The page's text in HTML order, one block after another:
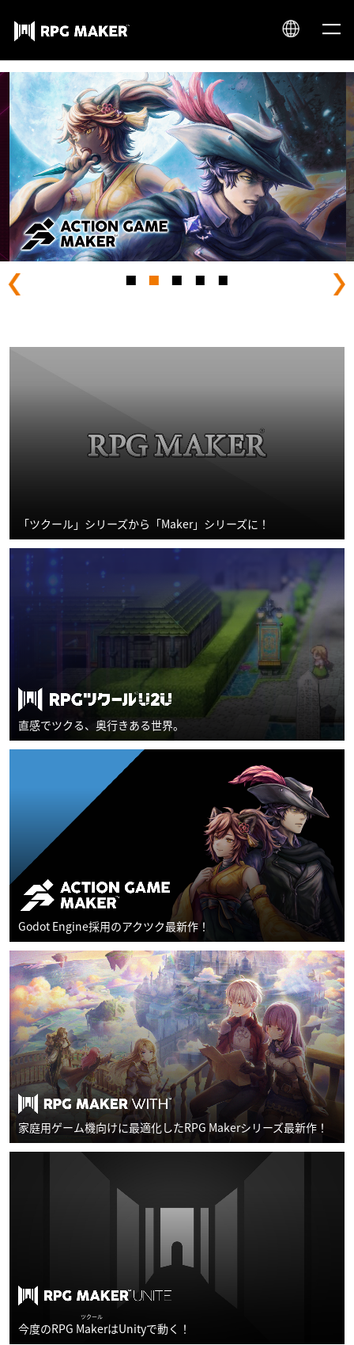
JP
EN
「ツクール」シリーズから「Maker」シリーズに！
直感でツクる、奥行きある世界。
Godot Engine採用のアクツク最新作！
家庭用ゲーム機向けに最適化したRPG Makerシリーズ最新作！
今度のRPG Maker
ツクール
はUnityで動く！